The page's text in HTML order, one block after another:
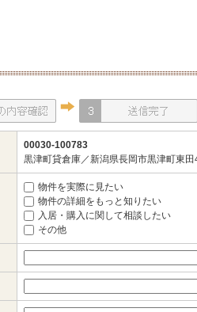
00030-100783
黒津町貸倉庫／新潟県長岡市黒津町東
物件を実際に見たい
物件の詳細をもっと知りたい
入居・購入に関して相談したい
その他